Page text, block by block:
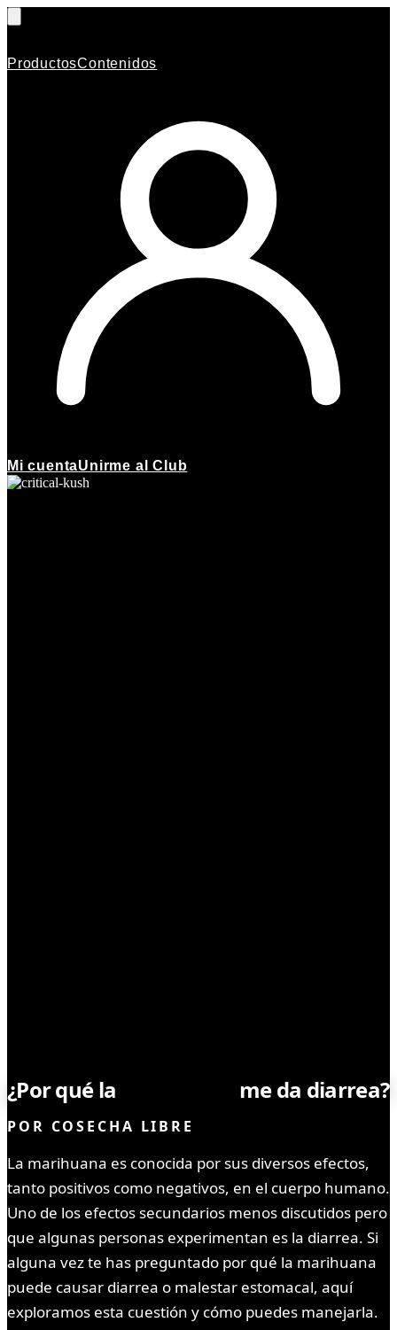
ProductosContenidos
Mi cuentaUnirme al Club
¿Por qué la me da diarrea?
POR COSECHA LIBRE
La marihuana es conocida por sus diversos efectos,
tanto positivos como negativos, en el cuerpo humano.
Uno de los efectos secundarios menos discutidos pero
que algunas personas experimentan es la diarrea. Si
alguna vez te has preguntado por qué la marihuana
puede causar diarrea o malestar estomacal, aquí
exploramos esta cuestión y cómo puedes manejarla.